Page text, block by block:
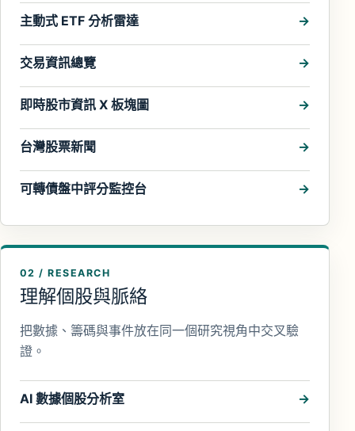
主動式 ETF 分析雷達
交易資訊總覽
即時股市資訊 X 板塊圖
台灣股票新聞
可轉債盤中評分監控台
02 / RESEARCH
理解個股與脈絡
把數據、籌碼與事件放在同一個研究視角中交叉驗
證。
AI 數據個股分析室